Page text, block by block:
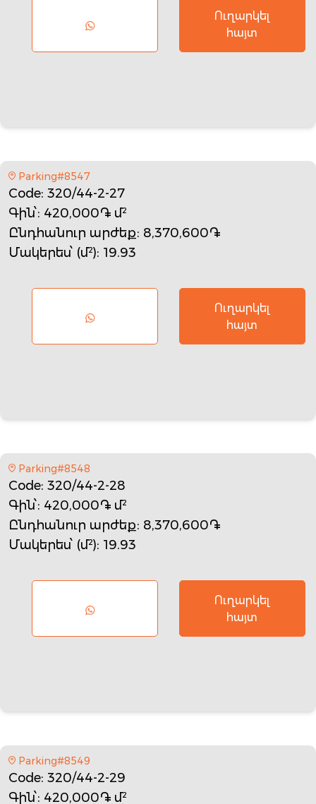
Ուղարկել
հայտ
Parking#8547
Code: 320/44-2-27
Գին՝: 420,000֏ մ²
Ընդհանուր արժեք: 8,370,600֏
Մակերես՝ (մ²): 19.93
Ուղարկել
հայտ
Parking#8548
Code: 320/44-2-28
Գին՝: 420,000֏ մ²
Ընդհանուր արժեք: 8,370,600֏
Մակերես՝ (մ²): 19.93
Ուղարկել
հայտ
Parking#8549
Code: 320/44-2-29
Գին՝: 420,000֏ մ²